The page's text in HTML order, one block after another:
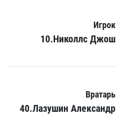
Игрок
10.Николлс Джош
Вратарь
40.Лазушин Александр